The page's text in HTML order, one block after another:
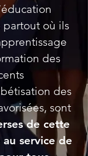
où ils
des
des
sont
de cette
service de